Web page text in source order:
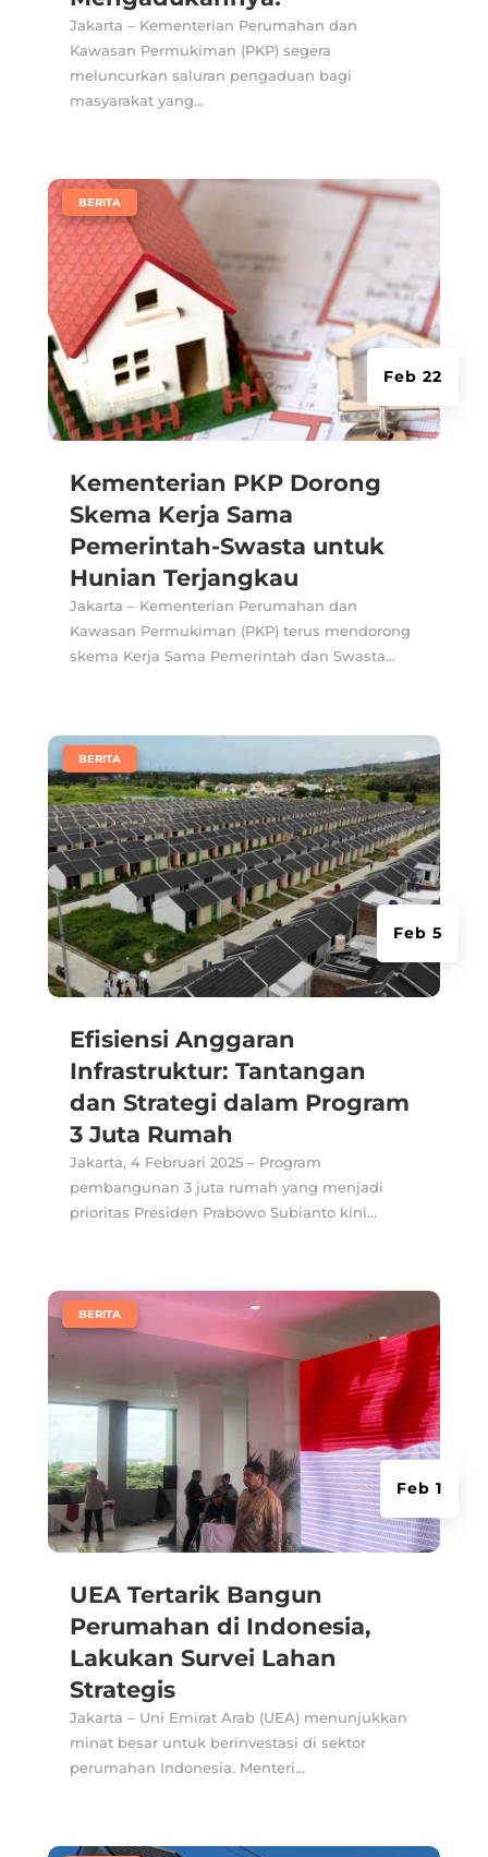
Jakarta – Kementerian Perumahan dan
Kawasan Permukiman (PKP) segera
meluncurkan saluran pengaduan bagi
masyarakat yang...
Kementerian PKP Dorong
Skema Kerja Sama
Pemerintah-Swasta untuk
Hunian Terjangkau
Feb 22
BERITA
Jakarta – Kementerian Perumahan dan
Kawasan Permukiman (PKP) terus mendorong
skema Kerja Sama Pemerintah dan Swasta...
Efisiensi Anggaran
Infrastruktur: Tantangan
dan Strategi dalam Program
3 Juta Rumah
Feb 5
BERITA
Jakarta, 4 Februari 2025 – Program
pembangunan 3 juta rumah yang menjadi
prioritas Presiden Prabowo Subianto kini...
UEA Tertarik Bangun
Perumahan di Indonesia,
Lakukan Survei Lahan
Strategis
Feb 1
BERITA
Jakarta – Uni Emirat Arab (UEA) menunjukkan
minat besar untuk berinvestasi di sektor
perumahan Indonesia. Menteri...